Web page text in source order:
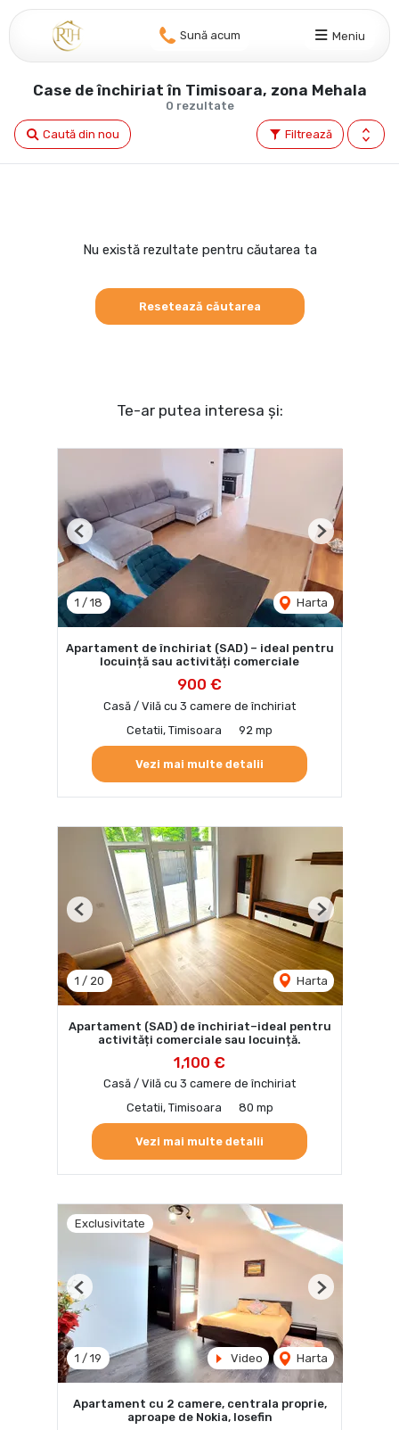
Sună acum Meniu
0 rezultate
Case de închiriat în Timisoara, zona Mehala
Filtrează
Caută din nou
Nu există rezultate pentru căutarea ta
Resetează căutarea
Te-ar putea interesa și:
1 / 18 Harta
Previous Next
Apartament de închiriat (SAD) – ideal pentru
locuință sau activități comerciale
900 €
Casă / Vilă cu 3 camere de închiriat
Cetatii, Timisoara
92 mp
Vezi mai multe detalii
1 / 20 Harta
Previous Next
Apartament (SAD) de închiriat–ideal pentru
activități comerciale sau locuință.
1,100 €
Casă / Vilă cu 3 camere de închiriat
Cetatii, Timisoara
80 mp
Vezi mai multe detalii
Exclusivitate
1 / 19 Video Harta
Previous Next
Apartament cu 2 camere, centrala proprie,
aproape de Nokia, Iosefin